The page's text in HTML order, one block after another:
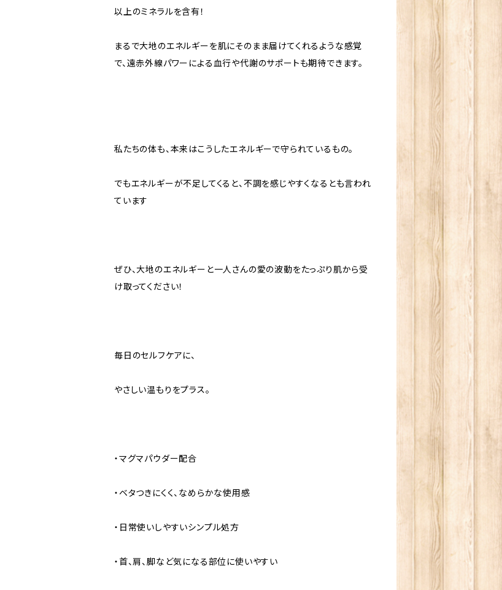
以上のミネラルを含有！
まるで大地のエネルギーを肌にそのまま届けてくれるような感覚
で、遠赤外線パワーによる血行や代謝のサポートも期待できます。
私たちの体も、本来はこうしたエネルギーで守られているもの。
でもエネルギーが不足してくると、不調を感じやすくなるとも言われ
ています
ぜひ、大地のエネルギーと一人さんの愛の波動をたっぷり肌から受
け取ってください！
毎日のセルフケアに、
やさしい温もりをプラス。
・マグマパウダー配合
・ベタつきにくく、なめらかな使用感
・日常使いしやすいシンプル処方
・首、肩、脚など気になる部位に使いやすい